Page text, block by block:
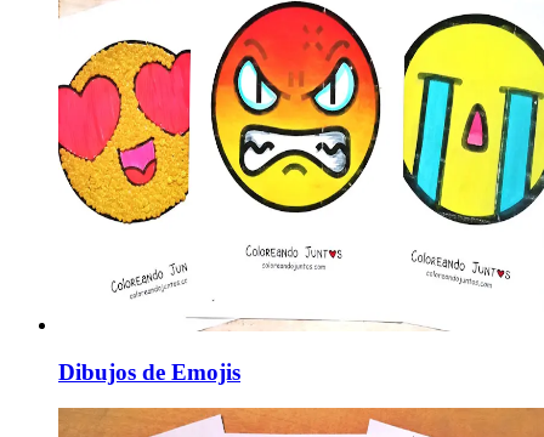
Dibujos de Emojis